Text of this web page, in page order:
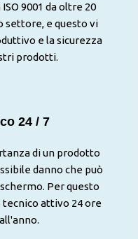
9001 da oltre 20
settore, e questo vi
e la sicurezza
prodotti.
24 / 7
di un prodotto
danno che può
Per questo
attivo 24 ore